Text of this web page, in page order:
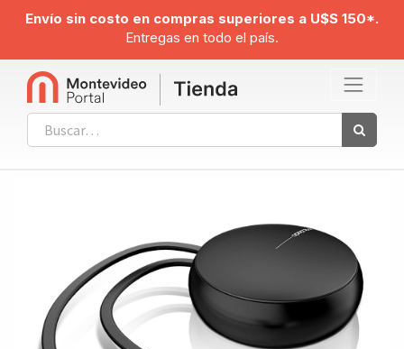
Envío sin costo en compras superiores a U$S 150*.
Entregas en todo el país.